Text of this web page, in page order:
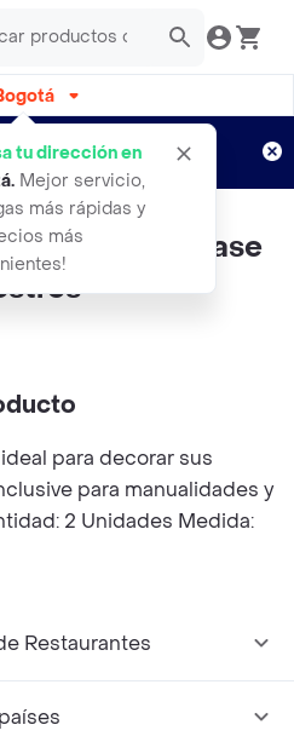
tu dirección en
. Mejor servicio,
más rápidas y
más
semanas
Aplican TyC
De 26 Cm Base
para decorar sus
para manualidades y
2 Unidades Medida:
Restaurantes